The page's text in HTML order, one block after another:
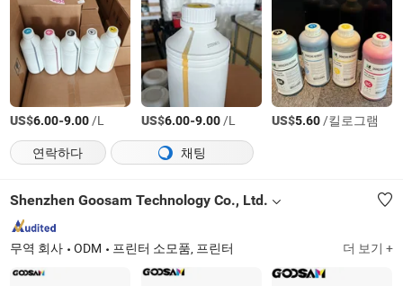
US$6.00-9.00/L US$6.00-9.00/L US$5.60/킬로그램
연락하다
채팅
Shenzhen Goosam Technology Co., Ltd.
무역 회사 ODM 프린터 소모품, 프린터 더 보기 +